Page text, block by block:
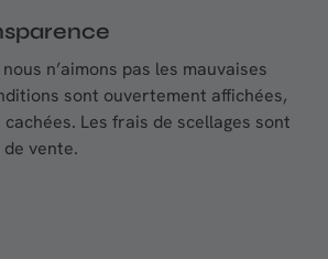
n’aimons pas les mauvaises
sont ouvertement affichées,
Les frais de scellages sont
vente.